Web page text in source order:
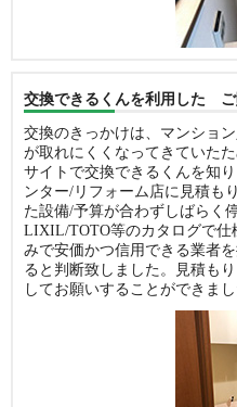
交換できるくんを利用した
交換のきっかけは、マンショ
が取れにくくなってきていた
サイトで交換できるくんを知
ンター/リフォーム店に見積も
た設備/予算が合わずしばらく
LIXIL/TOTO等のカタログで仕
みで安価かつ信用できる業者
ると判断致しました。見積も
してお願いすることができま